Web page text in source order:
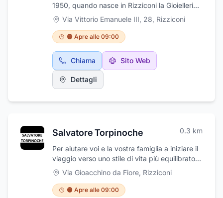
1950, quando nasce in Rizziconi la Gioielleria
Mazzù, fondata da Pasquale Mazzù, esperto
orologiaio, insieme alla moglie. Grazie al loro
grande impegno e affiancati dai figli, l'azienda
s'ingrandisce, affermandosi nella zona tra le
più qualificate ancor più da quando il figlio
Carlo, avvertendo la necessità di una
maggiore competenza e professionalità
decide di intraprendere gli studi di scuola
Valenza dove, dopo anni di studio ed
oreficeria e gemmologia.
Via Vittorio Emanuele III, 28, Rizziconi
🟠 Apre alle 09:00
Chiama Sito Web
Dettagli
Salvatore Torpinoche 0.3 km
Per aiutare voi e la vostra famiglia a iniziare il
viaggio verso uno stile di vita più equilibrato,
visita il sito di SALVATORE TORPINOCHE per
trovare i prodotti Herbalife che possono offrirti
benefici nutrizionali. Dal cibo saporito
Via Gioacchino da Fiore, Rizziconi
🟠 Apre alle 09:00